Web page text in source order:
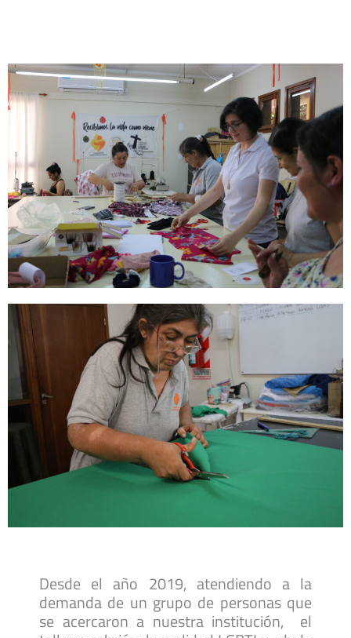
Desde el año 2019, atendiendo a la
demanda de un grupo de personas que
se acercaron a nuestra institución, el